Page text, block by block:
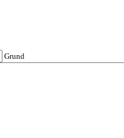
Grund